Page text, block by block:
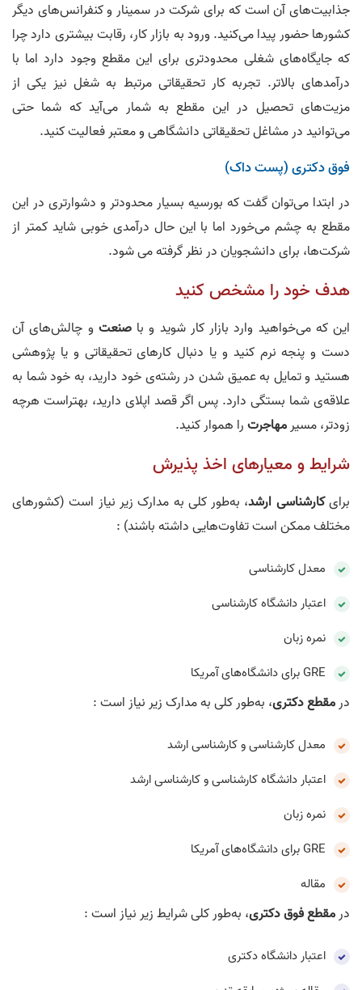
جذابیت‌های آن است که برای شرکت در سمینار و کنفرانس‌های دیگر
کشور‌ها حضور پیدا می‌کنید. ورود به بازار کار، رقابت بیشتری دارد چرا
که جایگاه‌های شغلی محدود‌تری برای این مقطع وجود دارد اما با
درآمد‌های بالاتر. تجربه کار تحقیقاتی مرتبط به شغل نیز یکی از
مزیت‌های تحصیل در این مقطع به شمار می‌آید که شما حتی
می‌توانید در مشاغل تحقیقاتی دانشگاهی و معتبر فعالیت کنید.
فوق دکتری ­­­­­­­­­­­­­­­­­­­­­­(پست داک)
در ابتدا می‌توان گفت که بورسیه بسیار محدودتر و دشوارتری در این
مقطع به چشم می‌خورد اما با این حال درآمدی خوبی شاید کمتر از
شرکت‌ها، برای دانشجویان در نظر گرفته می شود.
هدف خود را مشخص کنید
این که می‌خواهید وارد بازار کار شوید و باصنعت و چالش‌های آن
دست و پنجه نرم کنید و یا دنبال کار‌های تحقیقاتی و یا پژوهشی
هستید و تمایل به عمیق شدن در رشته‌ی خود دارید، به خود شما به
علاقه‌ی شما بستگی دارد. پس اگر قصد اپلای دارید، بهتراست هرچه
زودتر، مسیرمهاجرترا هموار کنید.
شرایط و معیار‌های اخذ پذیرش
برایکارشناسی ارشد، به‌طور کلی به مدارک زیر نیاز است (کشورهای
مختلف ممکن است تفاوت‌هایی داشته باشند) :
معدل کارشناسی
اعتبار دانشگاه کارشناسی
نمره زبان
GRE برای دانشگاه‌های آمریکا
درمقطع دکتری، به‌طور کلی به مدارک زیر نیاز است :
معدل کارشناسی و کارشناسی ارشد
اعتبار دانشگاه کارشناسی و کارشناسی ارشد
نمره زبان
GRE برای دانشگاه‌های آمریکا
مقاله
درمقطع فوق دکتری، به‌طور کلی شرایط زیر نیاز است :
اعتبار دانشگاه دکتری